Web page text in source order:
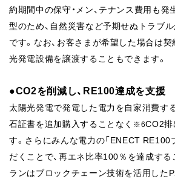
約期間中の保守・メン、テナンス費用も発
型のため、自然災害など予期せぬトラブ
です。なお、お客さまが希望した場合は
光発電設備を譲渡することもできます。
●CO2を削減し、RE100達成を支援
太陽光発電で発電した電力を自家消費す
石証書を追加購入することなく ※6CO2排
す。さらにみんな電力の「ENECT RE100
だくことで、再エネ比率100％を達成す
ランはブロックチェーン技術を活用した